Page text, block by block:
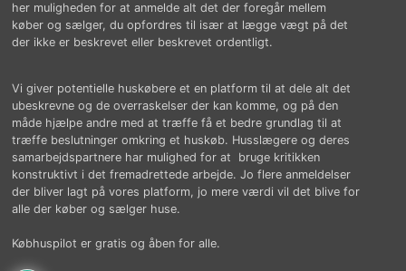
her muligheden for at anmelde alt det der foregår mellem
køber og sælger, du opfordres til især at lægge vægt på det
der ikke er beskrevet eller beskrevet ordentligt.
Vi giver potentielle huskøbere et en platform til at dele alt det
ubeskrevne og de overraskelser der kan komme, og på den
måde hjælpe andre med at træffe få et bedre grundlag til at
træffe beslutninger omkring et huskøb. Husslægere og deres
samarbejdspartnere har mulighed for at bruge kritikken
konstruktivt i det fremadrettede arbejde. Jo flere anmeldelser
der bliver lagt på vores platform, jo mere værdi vil det blive for
alle der køber og sælger huse.
Købhuspilot er gratis og åben for alle.